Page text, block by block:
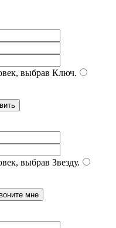
выбрав Ключ.
выбрав Звезду.